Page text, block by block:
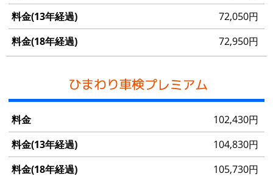
料
金
(13
料
金
(18
年
経
72,050円
72,950円
102,430円
104,830円
105,730円